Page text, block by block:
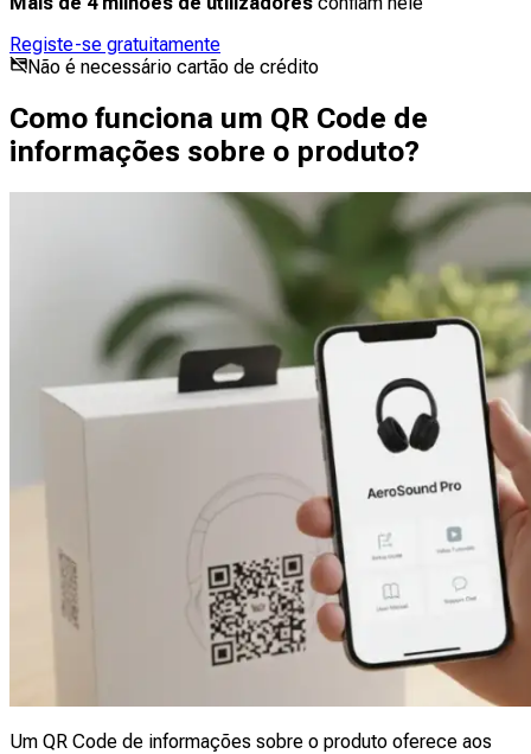
Registe-se gratuitamente
Não é necessário cartão de crédito
Como funciona um QR Code de
informações sobre o produto?
Um QR Code de informações sobre o produto oferece aos